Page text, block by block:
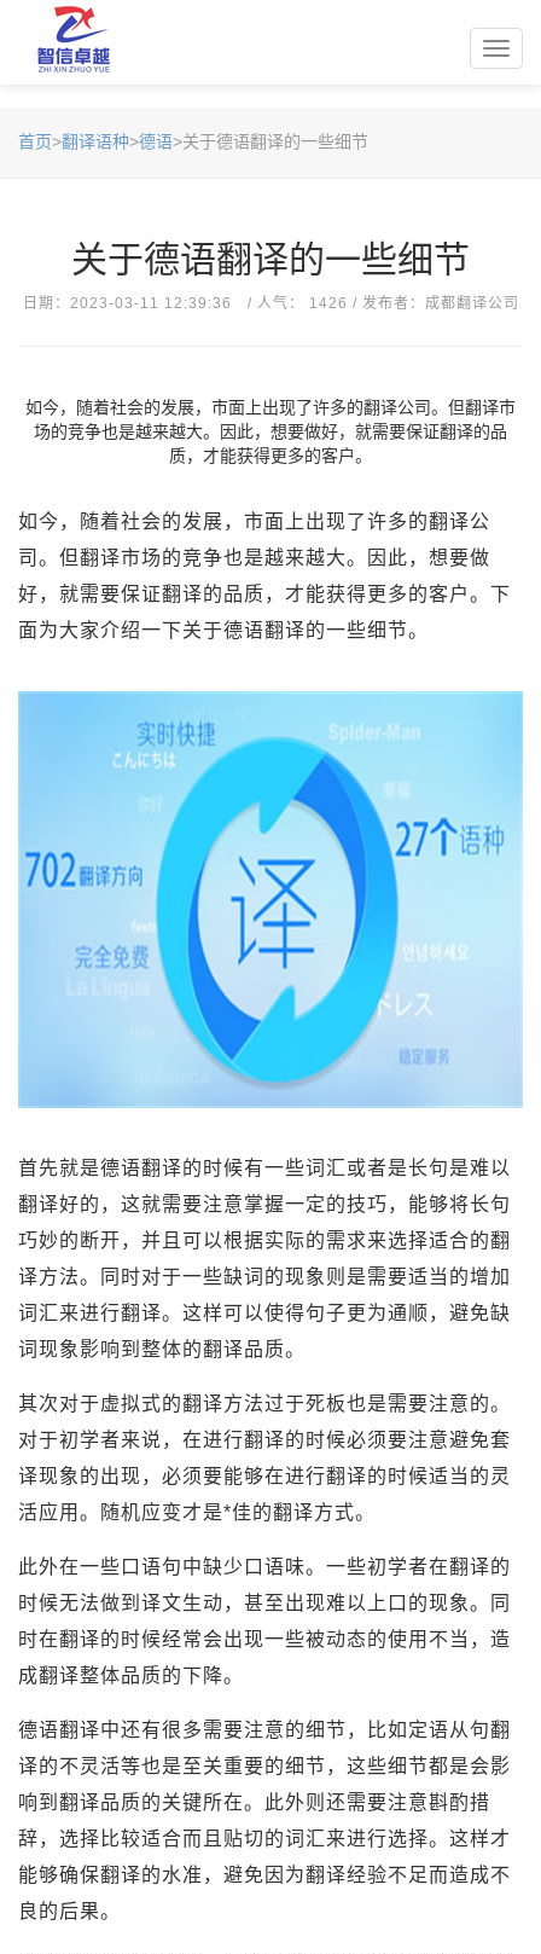
首页>翻译语种>德语>关于德语翻译的一些细节
关于德语翻译的一些细节
日期：2023-03-11 12:39:36 / 人气： 1426 / 发布者：成都翻译公司
如今，随着社会的发展，市面上出现了许多的翻译公司。但翻译市
场的竞争也是越来越大。因此，想要做好，就需要保证翻译的品
质，才能获得更多的客户。
如今，随着社会的发展，市面上出现了许多的翻译公
司。但翻译市场的竞争也是越来越大。因此，想要做
好，就需要保证翻译的品质，才能获得更多的客户。下
面为大家介绍一下关于德语翻译的一些细节。
首先就是德语翻译的时候有一些词汇或者是长句是难以
翻译好的，这就需要注意掌握一定的技巧，能够将长句
巧妙的断开，并且可以根据实际的需求来选择适合的翻
译方法。同时对于一些缺词的现象则是需要适当的增加
词汇来进行翻译。这样可以使得句子更为通顺，避免缺
词现象影响到整体的翻译品质。
其次对于虚拟式的翻译方法过于死板也是需要注意的。
对于初学者来说，在进行翻译的时候必须要注意避免套
译现象的出现，必须要能够在进行翻译的时候适当的灵
活应用。随机应变才是*佳的翻译方式。
此外在一些口语句中缺少口语味。一些初学者在翻译的
时候无法做到译文生动，甚至出现难以上口的现象。同
时在翻译的时候经常会出现一些被动态的使用不当，造
成翻译整体品质的下降。
德语翻译中还有很多需要注意的细节，比如定语从句翻
译的不灵活等也是至关重要的细节，这些细节都是会影
响到翻译品质的关键所在。此外则还需要注意斟酌措
辞，选择比较适合而且贴切的词汇来进行选择。这样才
能够确保翻译的水准，避免因为翻译经验不足而造成不
良的后果。